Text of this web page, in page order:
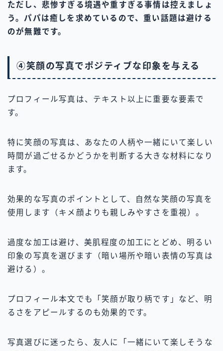
ただし、悲惨すぎる境遇や重すぎる事情は控えましょ
う。パパは癒しを求めているので、重い話題は避ける
のが無難です。
④笑顔の写真でポジティブな印象を与える
プロフィール写真は、テキスト以上に重要な要素で
す。
特に笑顔の写真は、あなたの人柄や一緒にいて楽しい
時間が過ごせるかどうかを判断する大きな材料になり
ます。
効果的な写真のポイントとして、自然な笑顔の写真を
使用します（キメ顔よりも親しみやすさを重視）。
過度な加工は避け、美肌程度の加工にとどめ、明るい
印象の写真を選びます（暗い場所や暗い表情の写真は
避ける）。
プロフィール本文でも「笑顔が取り柄です」など、明
るさをアピールするのも効果的です。
写真選びに迷ったら、友人に「一緒にいて楽しそうな